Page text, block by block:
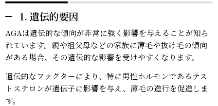
1. 遺伝的要因
AGAは遺伝的な傾向が非常に強く影響を与えることが知ら
れています。親や祖父母などの家族に薄毛や抜け毛の傾向
がある場合、その遺伝的な影響を受けやすくなります。
遺伝的なファクターにより、特に男性ホルモンであるテス
トステロンが遺伝子に影響を与え、薄毛の進行を促進しま
す。